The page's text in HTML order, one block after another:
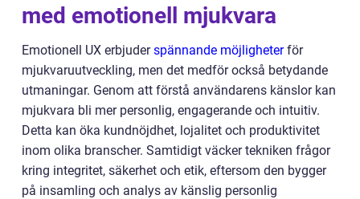
med emotionell mjukvara
Emotionell UX erbjuderspännande möjligheterför
mjukvaruutveckling, men det medför också betydande
utmaningar. Genom att förstå användarens känslor kan
mjukvara bli mer personlig, engagerande och intuitiv.
Detta kan öka kundnöjdhet, lojalitet och produktivitet
inom olika branscher. Samtidigt väcker tekniken frågor
kring integritet, säkerhet och etik, eftersom den bygger
på insamling och analys av känslig personlig